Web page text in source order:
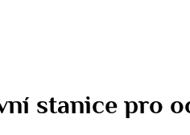
stanice pro